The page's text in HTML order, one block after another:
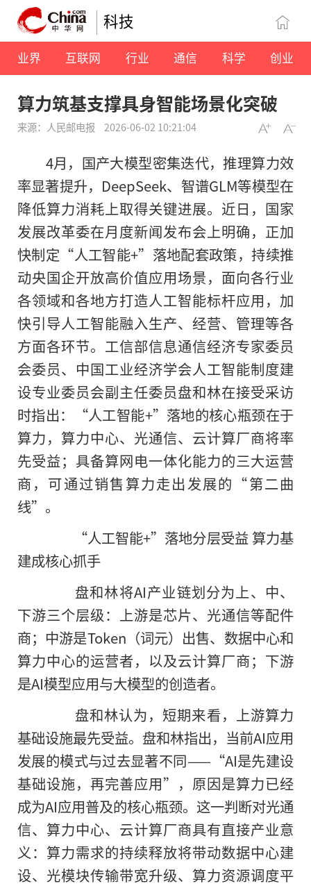
科技
业界 互联网 行业 通信 科学 创业
算力筑基支撑具身智能场景化突破
来源：人民邮电报 2026-06-02 10:21:04
4月，国产大模型密集迭代，推理算力效
率显著提升，DeepSeek、智谱GLM等模型在
降低算力消耗上取得关键进展。近日，国家
发展改革委在月度新闻发布会上明确，正加
快制定“人工智能+”落地配套政策，持续推
动央国企开放高价值应用场景，面向各行业
各领域和各地方打造人工智能标杆应用，加
快引导人工智能融入生产、经营、管理等各
方面各环节。工信部信息通信经济专家委员
会委员、中国工业经济学会人工智能制度建
设专业委员会副主任委员盘和林在接受采访
时指出：“人工智能+”落地的核心瓶颈在于
算力，算力中心、光通信、云计算厂商将率
先受益；具备算网电一体化能力的三大运营
商，可通过销售算力走出发展的“第二曲
线”。
“人工智能+”落地分层受益 算力基
建成核心抓手
盘和林将AI产业链划分为上、中、
下游三个层级：上游是芯片、光通信等配件
商；中游是Token（词元）出售、数据中心和
算力中心的运营者，以及云计算厂商；下游
是AI模型应用与大模型的创造者。
盘和林认为，短期来看，上游算力
基础设施最先受益。盘和林指出，当前AI应用
发展的模式与过去显著不同——“AI是先建设
基础设施，再完善应用”，原因是算力已经
成为AI应用普及的核心瓶颈。这一判断对光通
信、算力中心、云计算厂商具有直接产业意
义：算力需求的持续释放将带动数据中心建
设、光模块传输带宽升级、算力资源调度平